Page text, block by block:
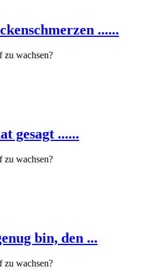
......
zu wachsen?
gesagt ......
zu wachsen?
bin, den ...
zu wachsen?